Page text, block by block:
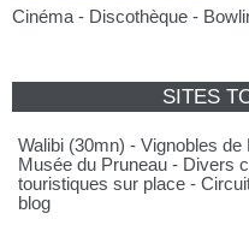
Cinéma - Discothèque -
SITES
Walibi (30mn) - Vignobles
Musée du Pruneau - Divers
touristiques sur place -
blog